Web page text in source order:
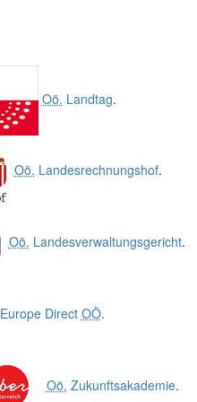
Oö. Landtag.
Oö. Landesrechnungshof.
Oö. Landesverwaltungsgericht.
Europe Direct OÖ.
Oö. Zukunftsakademie.